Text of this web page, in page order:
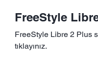
FreeStyle
FreeStyle Libre 2 Plus
tıklayınız.